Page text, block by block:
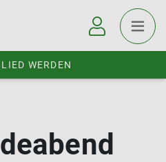
WERDEN